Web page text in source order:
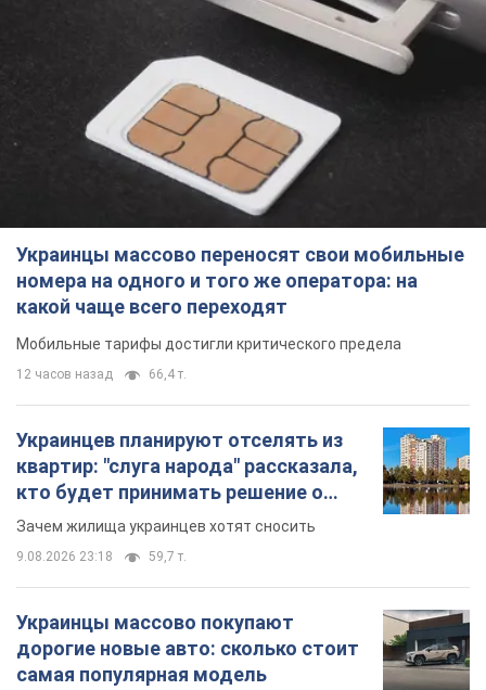
Украинцы массово переносят свои мобильные
номера на одного и того же оператора: на
какой чаще всего переходят
Мобильные тарифы достигли критического предела
12 часов назад 66,4 т.
Украинцев планируют отселять из
квартир: "слуга народа" рассказала,
кто будет принимать решение о
сносе домов
Зачем жилища украинцев хотят сносить
9.08.2026 23:18 59,7 т.
Украинцы массово покупают
дорогие новые авто: сколько стоит
самая популярная модель